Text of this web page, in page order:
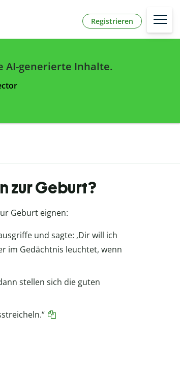
Registrieren
AI-generierte Inhalte.
zur Geburt?
Geburt eignen:
und sagte: ‚Dir will ich
im Gedächtnis leuchtet, wenn
stellen sich die guten